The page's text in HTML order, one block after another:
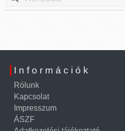
Információk
Rólunk
Kapcsolat
Impresszum
ÁSZF